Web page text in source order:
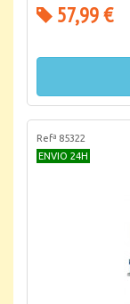
57,99 €
Refª 85322
ENVIO 24H